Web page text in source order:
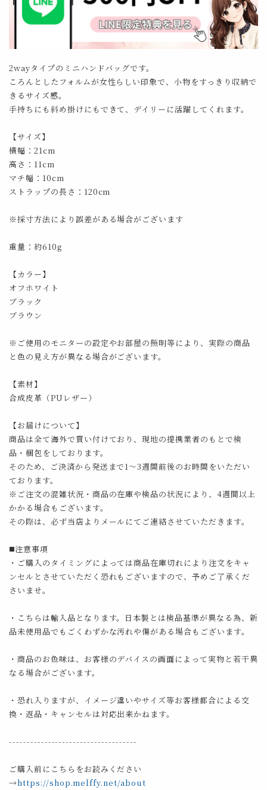
2wayタイプのミニハンドバッグです。
ころんとしたフォルムが女性らしい印象で、小物をすっきり収納で
きるサイズ感。
手持ちにも斜め掛けにもできて、デイリーに活躍してくれます。
【サイズ】
横幅：21cm
高さ：11cm
マチ幅：10cm
ストラップの長さ：120cm
※採寸方法により誤差がある場合がございます
重量：約610g
【カラー】
オフホワイト
ブラック
ブラウン
※ご使用のモニターの設定やお部屋の照明等により、実際の商品
と色の見え方が異なる場合がございます。
【素材】
合成皮革（PUレザー）
【お届けについて】
商品は全て海外で買い付けており、現地の提携業者のもとで検
品・梱包をしております。
そのため、ご決済から発送まで1～3週間前後のお時間をいただい
ております。
※ご注文の混雑状況・商品の在庫や検品の状況により、4週間以上
かかる場合もございます。
その際は、必ず当店よりメールにてご連絡させていただきます。
◼️注意事項
・ご購入のタイミングによっては商品在庫切れにより注文をキャ
ンセルとさせていただく恐れもございますので、予めご了承くだ
さいませ。
・こちらは輸入品となります。日本製とは検品基準が異なる為、新
品未使用品でもごくわずかな汚れや傷がある場合もございます。
・商品のお色味は、お客様のデバイスの画面によって実物と若干異
なる場合がございます。
・恐れ入りますが、イメージ違いやサイズ等お客様都合による交
換・返品・キャンセルは対応出来かねます。
------------------------------------
ご購入前にこちらをお読みください
→https://shop.melffy.net/about